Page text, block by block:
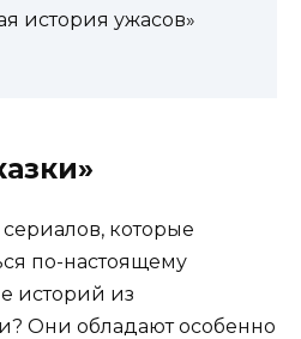
история ужасов»
историй из
Они обладают особенно